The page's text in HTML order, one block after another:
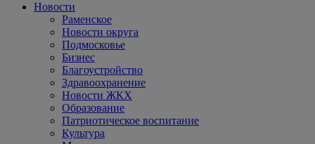
Новости
Раменское
Новости округа
Подмосковье
Бизнес
Благоустройство
Здравоохранение
Новости ЖКХ
Образование
Патриотическое воспитание
Культура